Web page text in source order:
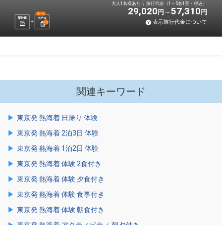
新幹線 ホテル
選べる
1 泊
大人1名様あたり 旅行代金（1～5名1室・税込）
29,020 円 57,310 円
表示旅行代金について
関連キーワード
東京発 熱海着 日帰り 体験
東京発 熱海着 2泊3日 体験
東京発 熱海着 1泊2日 体験
東京発 熱海着 体験 2食付き
東京発 熱海着 体験 夕食付き
東京発 熱海着 体験 食事付き
東京発 熱海着 体験 朝食付き